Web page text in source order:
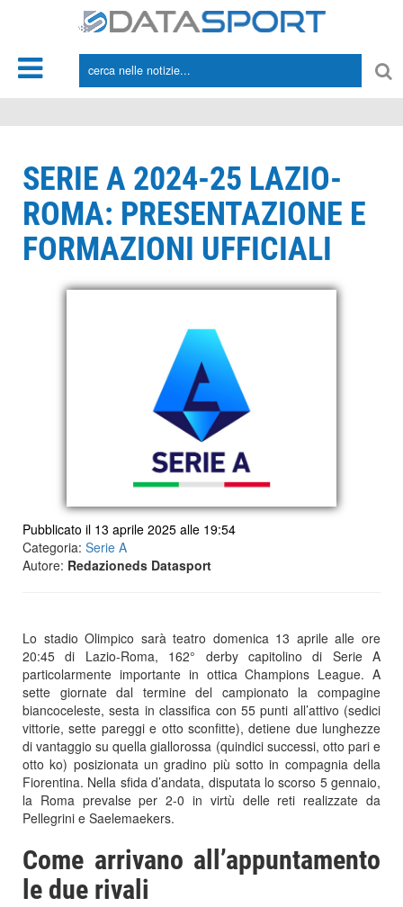
SERIE A 2024-25 LAZIO-
ROMA: PRESENTAZIONE E
FORMAZIONI UFFICIALI
Pubblicato il 13 aprile 2025 alle 19:54
Categoria: Serie A
Autore: Redazioneds Datasport
Lo stadio Olimpico sarà teatro domenica 13 aprile alle ore
20:45 di Lazio-Roma, 162° derby capitolino di Serie A
particolarmente importante in ottica Champions League. A
sette giornate dal termine del campionato la compagine
biancoceleste, sesta in classifica con 55 punti all’attivo (sedici
vittorie, sette pareggi e otto sconfitte), detiene due lunghezze
di vantaggio su quella giallorossa (quindici successi, otto pari e
otto ko) posizionata un gradino più sotto in compagnia della
Fiorentina. Nella sfida d’andata, disputata lo scorso 5 gennaio,
la Roma prevalse per 2-0 in virtù delle reti realizzate da
Pellegrini e Saelemaekers.
Come arrivano all’appuntamento
le due rivali